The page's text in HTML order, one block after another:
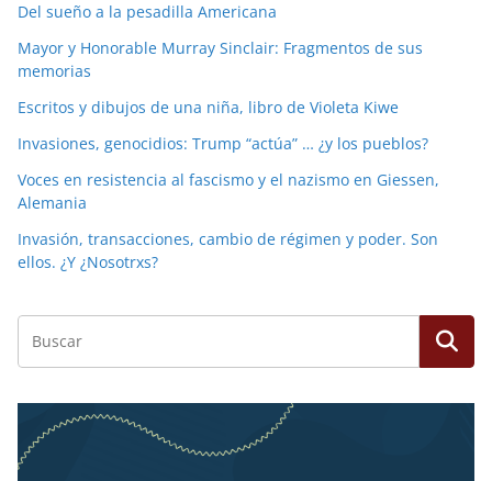
Del sueño a la pesadilla Americana
Mayor y Honorable Murray Sinclair: Fragmentos de sus
memorias
Escritos y dibujos de una niña, libro de Violeta Kiwe
Invasiones, genocidios: Trump “actúa” … ¿y los pueblos?
Voces en resistencia al fascismo y el nazismo en Giessen,
Alemania
Invasión, transacciones, cambio de régimen y poder. Son
ellos. ¿Y ¿Nosotrxs?